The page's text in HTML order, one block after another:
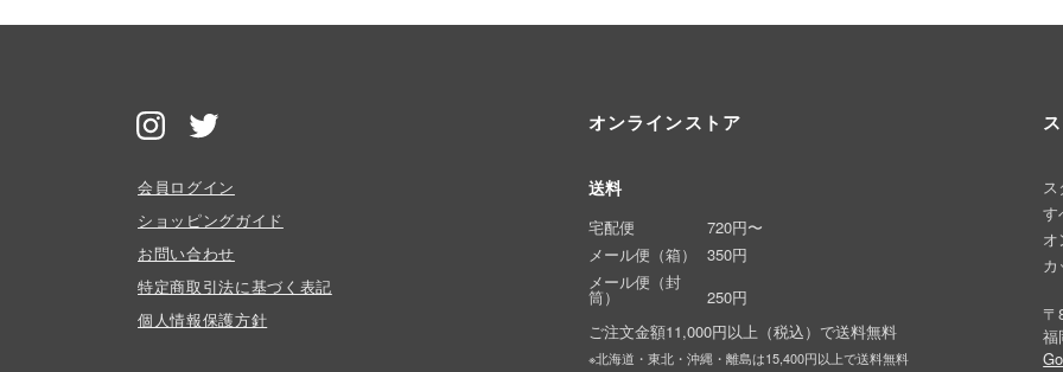
会員ログイン
ショッピングガイド
お問い合わせ
特定商取引法に基づく表記
個人情報保護方針
オンラインストア
送料
宅配便
720円〜
メール便（箱）
350円
メール便（封
筒）
250円
ご注文金額11,000円以上（税込）で送料無料
※北海道・東北・沖縄・離島は15,400円以上で送料無料
ス
す
〒
福